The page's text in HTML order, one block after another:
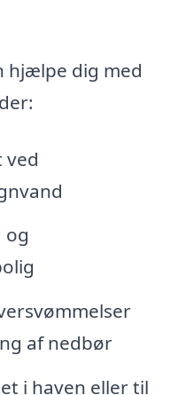
hjælpe dig med
ved
af nedbør
i haven eller til